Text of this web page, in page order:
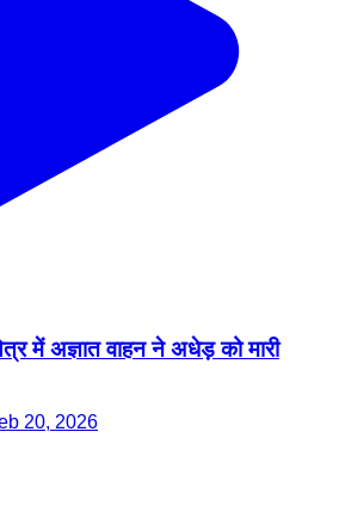
में अज्ञात वाहन ने अधेड़ को मारी
20, 2026